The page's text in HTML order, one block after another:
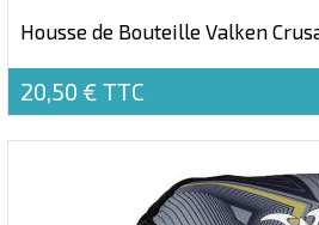
Housse de Bouteille Valken
20,50 € TTC